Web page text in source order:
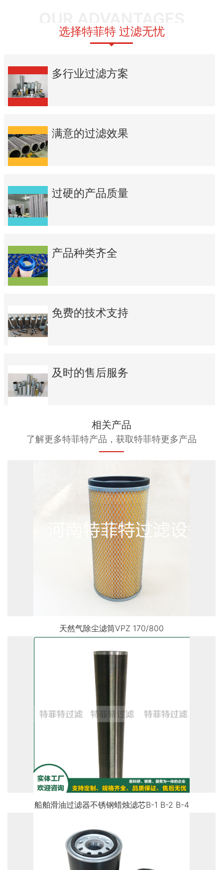
选择特菲特 过滤无忧
多行业过滤方案
满意的过滤效果
过硬的产品质量
产品种类齐全
免费的技术支持
及时的售后服务
相关产品
了解更多特菲特产品，获取特菲特更多产品
天然气除尘滤筒VPZ 170/800
船舶滑油过滤器不锈钢蜡烛滤芯B-1 B-2 B-4